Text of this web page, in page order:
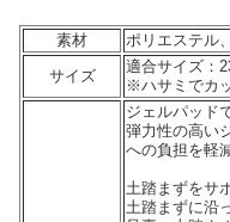
素材
ポリエステル
サイズ
適合サイズ：
※ハサミでカ
ジェルパッド
弾力性の高い
への負担を軽減
土踏まずをサ
土踏まずに沿